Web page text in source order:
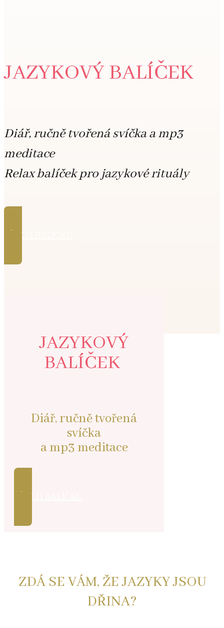
JAZYKOVÝ BALÍČEK
Diář, ručně tvořená svíčka a mp3
meditace
Relax balíček pro jazykové rituály
VÍCE O BALÍČKU
JAZYKOVÝ
BALÍČEK
Diář, ručně tvořená
svíčka
a mp3 meditace
VÍCE O BALÍČKU
ZDÁ SE VÁM, ŽE JAZYKY JSOU
DŘINA?